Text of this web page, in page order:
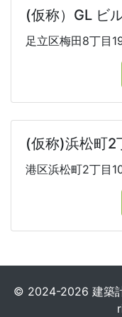
(仮称）GL ビ
足立区梅田8丁目
(仮称)浜松町2
港区浜松町2丁目
© 2024-2026 建築